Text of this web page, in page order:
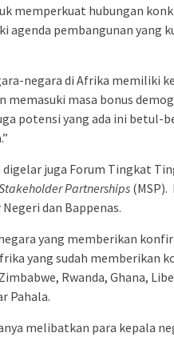
memperkuat hubungan
agenda pembangunan yang
negara di Afrika memiliki
memasuki masa bonus
potensi yang ada ini betul-
digelar juga Forum Tingkat
Partnerships
dan Bappenas.
yang memberikan
yang sudah memberikan
Rwanda, Ghana,
Pahala.
melibatkan para kepala